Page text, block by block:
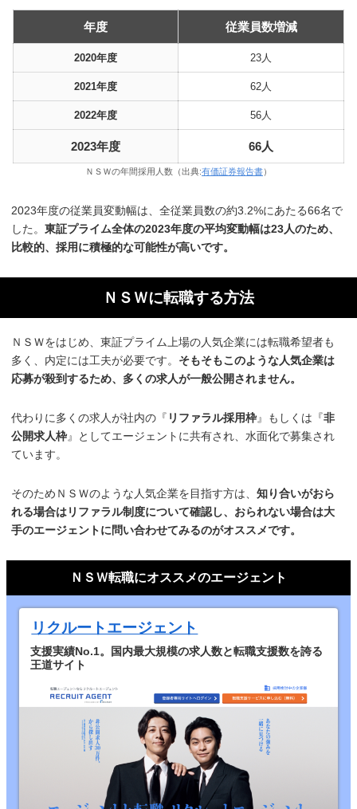
年度 従業員数増減
2020年度 23人
2021年度 62人
2022年度 56人
2023年度 66人
ＮＳＷの年間採用人数（出典:有価証券報告書）
2023年度の従業員変動幅は、全従業員数の約3.2%にあたる66名で
した。東証プライム全体の2023年度の平均変動幅は23人のため、
比較的、採用に積極的な可能性が高いです。
ＮＳＷに転職する方法
ＮＳＷをはじめ、東証プライム上場の人気企業には転職希望者も
多く、内定には工夫が必要です。 そもそもこのような人気企業は
応募が殺到するため、多くの求人が一般公開されません。
代わりに多くの求人が社内の『 リファラル採用枠』もしくは『非
公開求人枠』としてエージェントに共有され、水面化で募集され
ています。
そのためＮＳＷのような人気企業を目指す方は、知り合いがおら
れる場合はリファラル制度について確認し、おられない場合は大
手のエージェントに問い合わせてみるのがオススメです。
ＮＳＷ転職にオススメのエージェント
リクルートエージェント
支援実績No.1。国内最大規模の求人数と転職支援数を誇る
王道サイト